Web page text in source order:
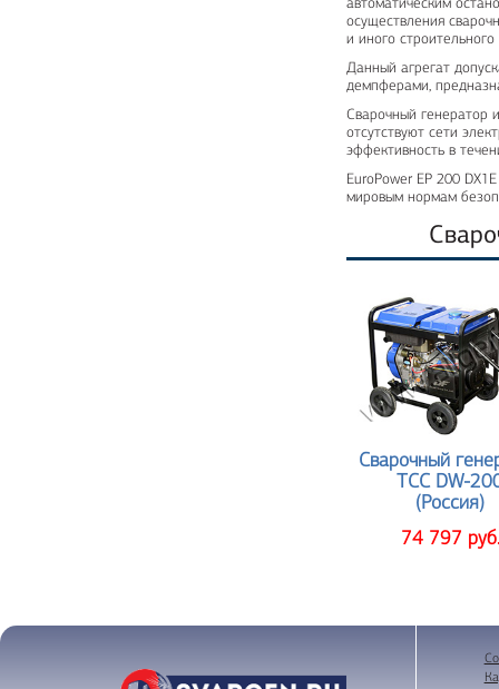
автоматическим
осуществления
и иного
Данный агрегат
демпферами,
Сварочный генератор
отсутствуют сети
эффективность в
EuroPower EP 200
мировым нормам
Сварочный
ТСС DW-
(Россия)
74 797 руб.